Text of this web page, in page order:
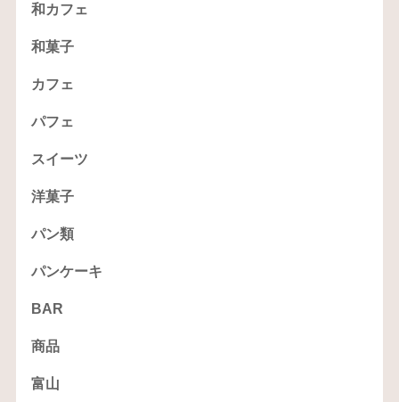
和カフェ
和菓子
カフェ
パフェ
スイーツ
洋菓子
パン類
パンケーキ
BAR
商品
富山